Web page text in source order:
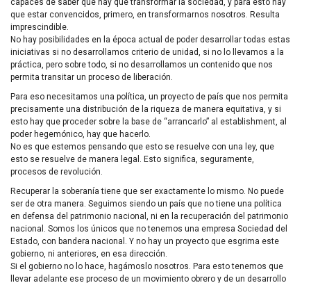
que estar convencidos, primero, en transformarnos nosotros. Resulta
imprescindible.
No hay posibilidades en la época actual de poder desarrollar todas estas
iniciativas si no desarrollamos criterio de unidad, si no lo llevamos a la
práctica, pero sobre todo, si no desarrollamos un contenido que nos
permita transitar un proceso de liberación.
Para eso necesitamos una política, un proyecto de país que nos permita
precisamente una distribución de la riqueza de manera equitativa, y si
esto hay que proceder sobre la base de “arrancarlo” al establishment, al
poder hegemónico, hay que hacerlo.
No es que estemos pensando que esto se resuelve con una ley, que
esto se resuelve de manera legal. Esto significa, seguramente,
procesos de revolución.
Recuperar la soberanía tiene que ser exactamente lo mismo. No puede
ser de otra manera. Seguimos siendo un país que no tiene una política
en defensa del patrimonio nacional, ni en la recuperación del patrimonio
nacional. Somos los únicos que no tenemos una empresa Sociedad del
Estado, con bandera nacional. Y no hay un proyecto que esgrima este
gobierno, ni anteriores, en esa dirección.
Si el gobierno no lo hace, hagámoslo nosotros. Para esto tenemos que
llevar adelante ese proceso de un movimiento obrero y de un desarrollo